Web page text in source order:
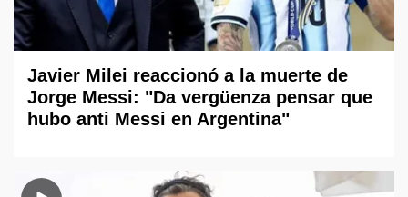
Javier Milei reaccionó a la muerte de
Jorge Messi: "Da vergüenza pensar que
hubo anti Messi en Argentina"